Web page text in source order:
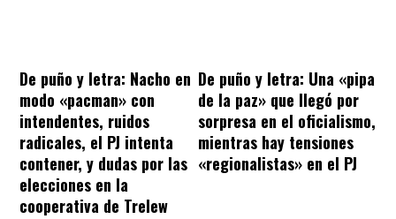
De puño y letra: Nacho en
modo «pacman» con
intendentes, ruidos
radicales, el PJ intenta
contener, y dudas por las
elecciones en la
cooperativa de Trelew
De puño y letra: Una «pipa
de la paz» que llegó por
sorpresa en el oficialismo,
mientras hay tensiones
«regionalistas» en el PJ